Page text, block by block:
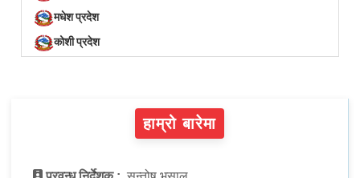
मधेश प्रदेश
कोशी प्रदेश
हाम्रो बारेमा